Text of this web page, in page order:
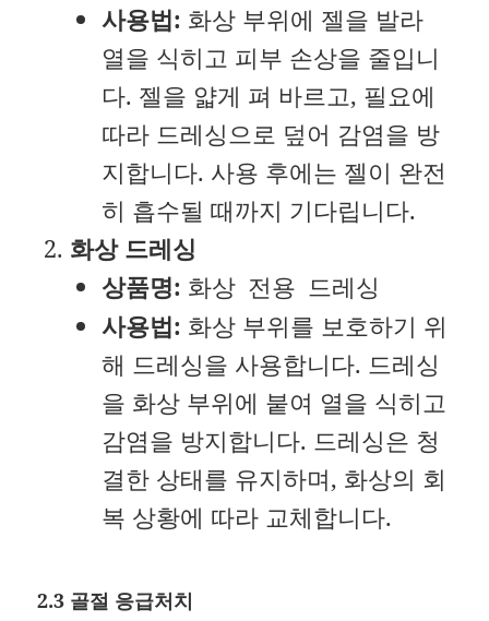
사용법: 화상 부위에 젤을 발라
열을 식히고 피부 손상을 줄입니
다. 젤을 얇게 펴 바르고, 필요에
따라 드레싱으로 덮어 감염을 방
지합니다. 사용 후에는 젤이 완전
히 흡수될 때까지 기다립니다.
화상 드레싱
상품명: 화상 전용 드레싱
사용법: 화상 부위를 보호하기 위
해 드레싱을 사용합니다. 드레싱
을 화상 부위에 붙여 열을 식히고
감염을 방지합니다. 드레싱은 청
결한 상태를 유지하며, 화상의 회
복 상황에 따라 교체합니다.
2.3 골절 응급처치